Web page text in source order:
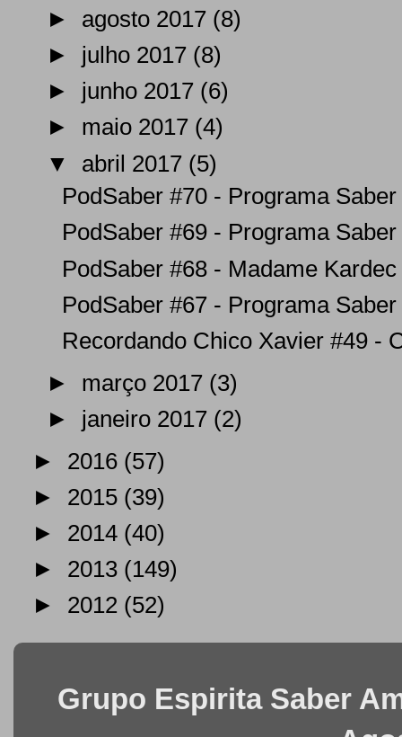
► agosto 2017 (8)
► julho 2017 (8)
► junho 2017 (6)
► maio 2017 (4)
▼ abril 2017 (5)
PodSaber #70 - Programa
PodSaber #69 - Programa
PodSaber #68 - Madame Kardec
PodSaber #67 - Programa
Recordando Chico Xavier #49 -
► março 2017 (3)
► janeiro 2017 (2)
► 2016 (57)
► 2015 (39)
► 2014 (40)
► 2013 (149)
► 2012 (52)
Grupo Espirita Saber